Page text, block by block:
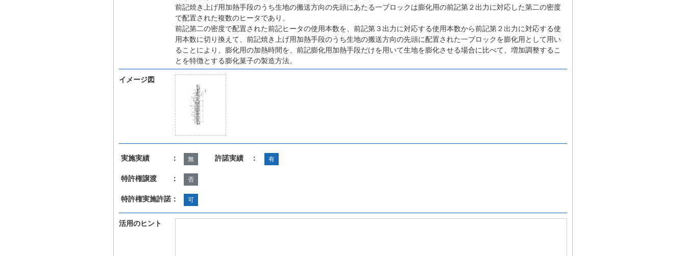
前記焼き上げ用加熱手段のうち生地の搬送方向の先頭にあたる一ブロックは膨化用の前記第２出力に対応した第二の密度
で配置された複数のヒータであり、
前記第二の密度で配置された前記ヒータの使用本数を、前記第３出力に対応する使用本数から前記第２出力に対応する使
用本数に切り換えて、前記焼き上げ用加熱手段のうち生地の搬送方向の先頭に配置された一ブロックを膨化用として用い
ることにより、膨化用の加熱時間を、前記膨化用加熱手段だけを用いて生地を膨化させる場合に比べて、増加調整するこ
とを特徴とする膨化菓子の製造方法。
イメージ図
実施実績 ： 無 許諾実績 ： 有
特許権譲渡 ： 否
特許権実施許諾： 可
活用のヒント